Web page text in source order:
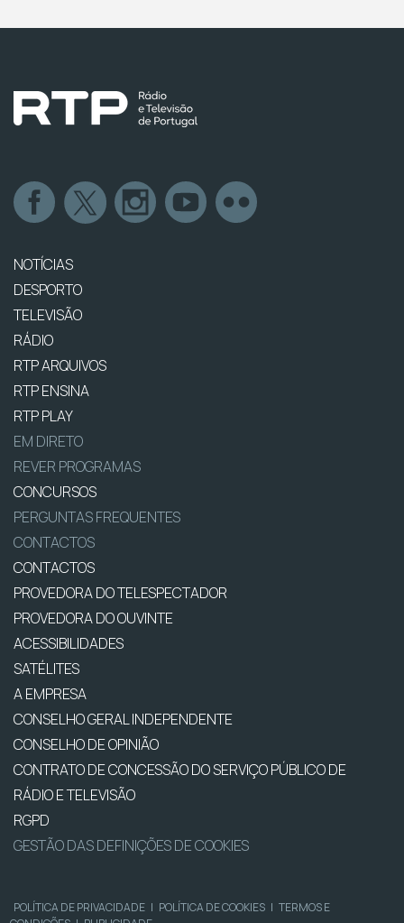
NOTÍCIAS
DESPORTO
TELEVISÃO
RÁDIO
RTP ARQUIVOS
RTP ENSINA
RTP PLAY
EM DIRETO
REVER PROGRAMAS
CONCURSOS
PERGUNTAS FREQUENTES
CONTACTOS
CONTACTOS
PROVEDORA DO TELESPECTADOR
PROVEDORA DO OUVINTE
ACESSIBILIDADES
SATÉLITES
A EMPRESA
CONSELHO GERAL INDEPENDENTE
CONSELHO DE OPINIÃO
CONTRATO DE CONCESSÃO DO SERVIÇO PÚBLICO DE
RÁDIO E TELEVISÃO
RGPD
GESTÃO DAS DEFINIÇÕES DE COOKIES
POLÍTICA DE PRIVACIDADE | POLÍTICA DE COOKIES | TERMOS E